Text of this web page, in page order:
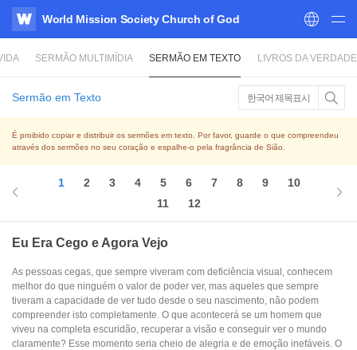
WATV
World Mission Society Church of God
SERMÃO MULTIMÍDIA SERMÃO EM TEXTO LIVROS DA VERDADE
Sermão em Texto 한국어 제목표시
É proibido copiar e distribuir os sermões em texto. Por favor, guarde o que compreendeu
através dos sermões no seu coração e espalhe-o pela fragrância de Sião.
1 2 3 4 5 6 7 8 9
10
11
12
Eu Era Cego e Agora Vejo
As pessoas cegas, que sempre viveram com deficiência visual, conhecem
melhor do que ninguém o valor de poder ver, mas aqueles que sempre
tiveram a capacidade de ver tudo desde o seu nascimento, não podem
compreender isto completamente. O que acontecerá se um homem que
viveu na completa escuridão, recuperar a visão e conseguir ver o mundo
claramente? Esse momento seria cheio de alegria e de emoção inefáveis. O